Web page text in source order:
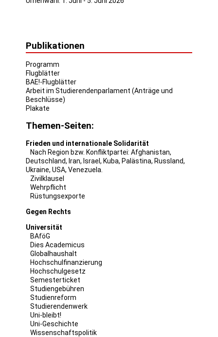
Publikationen
Programm
Flugblätter
BAE!-Flugblätter
Arbeit im Studierendenparlament (Anträge und
Beschlüsse)
Plakate
Themen-Seiten:
Frieden und internationale Solidarität
Nach Region bzw. Konfliktpartei: Afghanistan,
Deutschland, Iran, Israel , Kuba, Palästina, Russland,
Ukraine, USA, Venezuela
Zivilklausel
Wehrpflicht
Rüstungsexporte
Gegen Rechts
Universität
BAföG
Dies Academicus
Globalhaushalt
Hochschulfinanzierung
Hochschulgesetz
Semesterticket
Studiengebühren
Studienreform
Studierendenwerk
Uni-bleibt!
Uni-Geschichte
Wissenschaftspolitik